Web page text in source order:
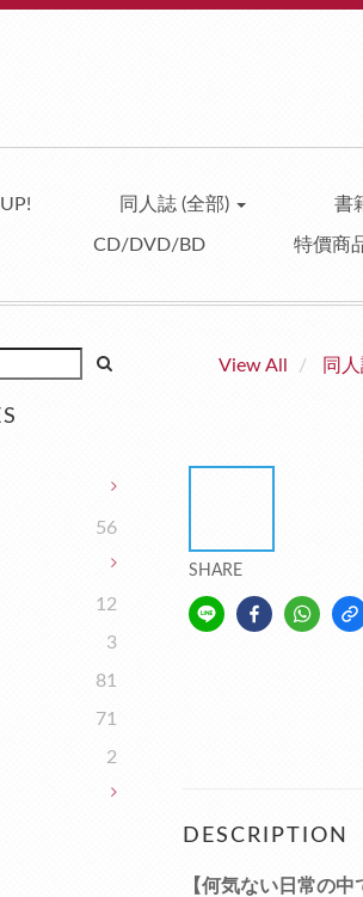
同人誌 (全部) 書
CD/DVD/BD 特價商
56
12
3
81
71
2
View All 同
SHARE
DESCRIPTION
【何気ない日常の